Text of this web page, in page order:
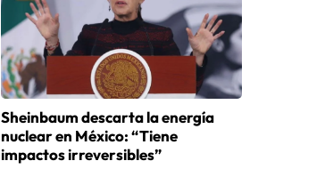
Sheinbaum descarta la energía
nuclear en México: “Tiene
impactos irreversibles”